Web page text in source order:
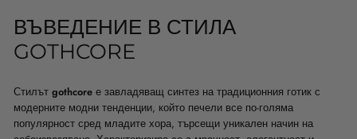
ВЪВЕДЕНИЕ В СТИЛА
GOTHCORE
Стилът gothcore е завладяващ синтез на традиционния готик с
модерните модни тенденции, който печели все по-голяма
популярност сред младите хора, търсещи уникален начин на